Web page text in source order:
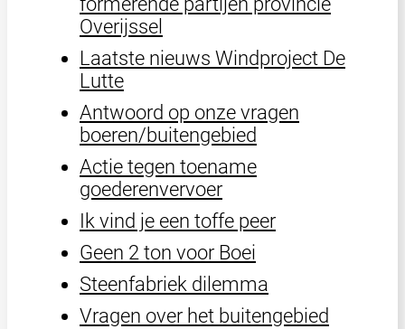
Overijssel
Laatste nieuws Windproject De
Lutte
Antwoord op onze vragen
boeren/buitengebied
Actie tegen toename
goederenvervoer
Ik vind je een toffe peer
Geen 2 ton voor Boei
Steenfabriek dilemma
Vragen over het buitengebied